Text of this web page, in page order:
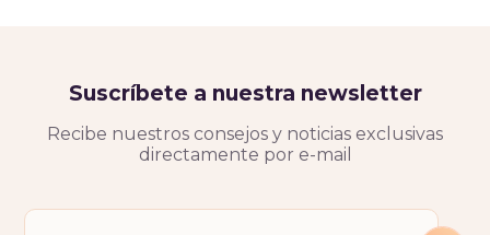
Suscríbete a nuestra newsletter
Recibe nuestros consejos y noticias exclusivas
directamente por e-mail